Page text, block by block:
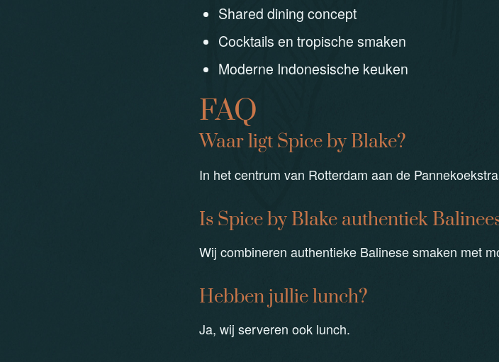
Shared dining concept
Cocktails en tropische smaken
Moderne Indonesische keuken
FAQ
Waar ligt Spice by Blake?
In het centrum van Rotterdam aan de
Is Spice by Blake authentiek
Wij combineren authentieke Balinese smaken met
Hebben jullie lunch?
Ja, wij serveren ook lunch.